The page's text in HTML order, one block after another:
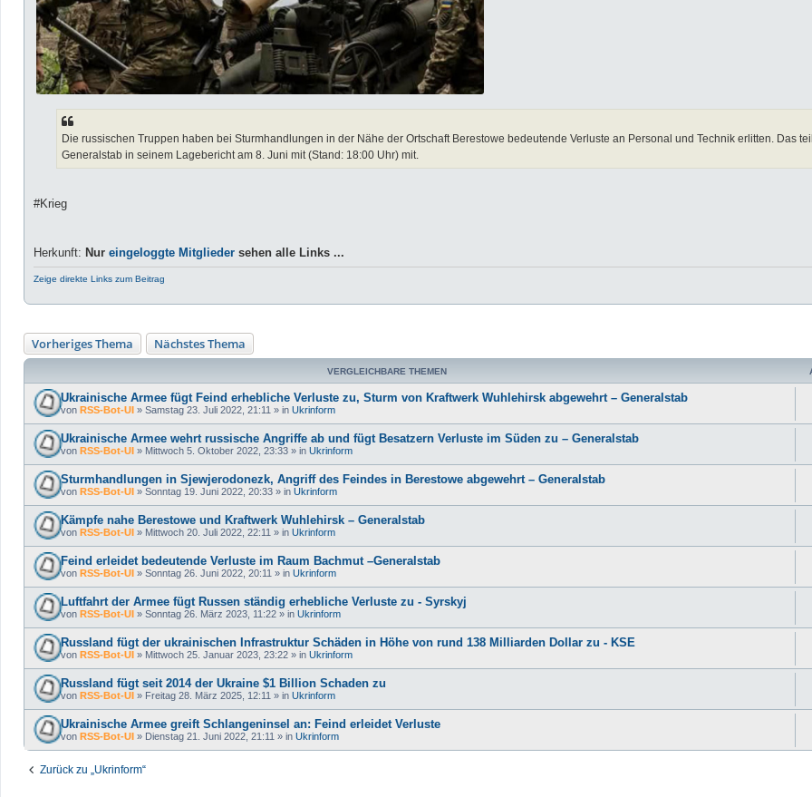
Die russischen Truppen haben bei Sturmhandlungen in der Nähe der Ortschaft Berestowe bedeutende Verluste an Personal und Technik erlitten. Das
Generalstab in seinem Lagebericht am 8. Juni mit (Stand: 18:00 Uhr) mit.
#Krieg
Herkunft: Nur eingeloggte Mitglieder sehen alle Links ...
Zeige direkte Links zum Beitrag
Vorheriges Thema Nächstes Thema
VERGLEICHBARE THEMEN
Ukrainische Armee fügt Feind erhebliche Verluste zu, Sturm von Kraftwerk Wuhlehirsk abgewehrt – Generalstab
von RSS-Bot-UI » Samstag 23. Juli 2022, 21:11 » in Ukrinform
Ukrainische Armee wehrt russische Angriffe ab und fügt Besatzern Verluste im Süden zu – Generalstab
von RSS-Bot-UI » Mittwoch 5. Oktober 2022, 23:33 » in Ukrinform
Sturmhandlungen in Sjewjerodonezk, Angriff des Feindes in Berestowe abgewehrt – Generalstab
von RSS-Bot-UI » Sonntag 19. Juni 2022, 20:33 » in Ukrinform
Kämpfe nahe Berestowe und Kraftwerk Wuhlehirsk – Generalstab
von RSS-Bot-UI » Mittwoch 20. Juli 2022, 22:11 » in Ukrinform
Feind erleidet bedeutende Verluste im Raum Bachmut –Generalstab
von RSS-Bot-UI » Sonntag 26. Juni 2022, 20:11 » in Ukrinform
Luftfahrt der Armee fügt Russen ständig erhebliche Verluste zu - Syrskyj
von RSS-Bot-UI » Sonntag 26. März 2023, 11:22 » in Ukrinform
Russland fügt der ukrainischen Infrastruktur Schäden in Höhe von rund 138 Milliarden Dollar zu - KSE
von RSS-Bot-UI » Mittwoch 25. Januar 2023, 23:22 » in Ukrinform
Russland fügt seit 2014 der Ukraine $1 Billion Schaden zu
von RSS-Bot-UI » Freitag 28. März 2025, 12:11 » in Ukrinform
Ukrainische Armee greift Schlangeninsel an: Feind erleidet Verluste
von RSS-Bot-UI » Dienstag 21. Juni 2022, 21:11 » in Ukrinform
Zurück zu „Ukrinform“